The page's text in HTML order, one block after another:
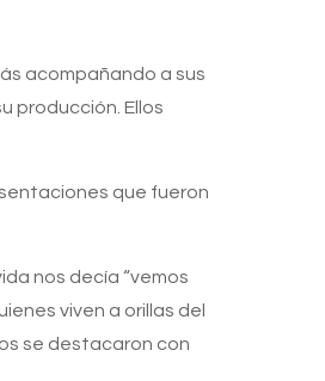
acompañando a sus
producción. Ellos
que fueron
nos decía “vemos
viven a orillas del
se destacaron con